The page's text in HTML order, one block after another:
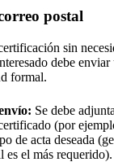
postal
sin
debe
formal.
Se debe
(por
de acta deseada
es el más requerido).